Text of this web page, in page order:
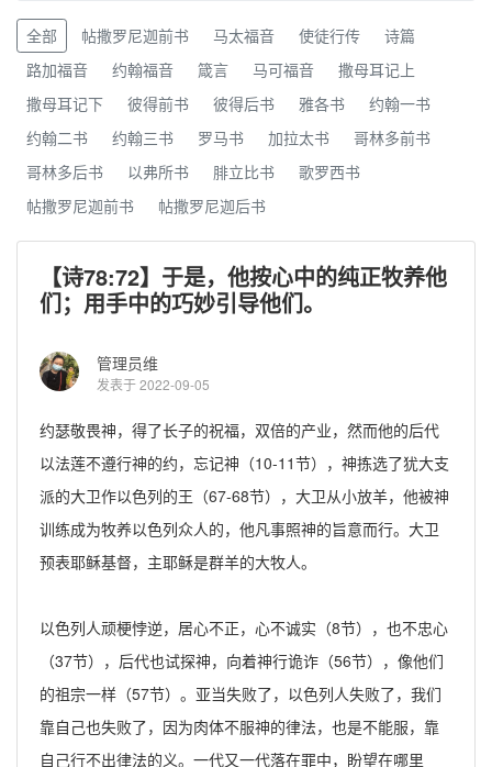
全部 帖撒罗尼迦前书 马太福音 使徒行传
诗篇
路加福音
约翰福音 箴言 马可福音
撒母耳记上
撒母耳记下
彼得前书 彼得后书 雅各书
约翰一书
约翰二书
约翰三书 罗马书 加拉太书
哥林多前书
哥林多后书
以弗所书 腓立比书
歌罗西书
帖撒罗尼迦前书
帖撒罗尼迦后书
【诗78:72】于是，他按心中的纯正牧养他
们；用手中的巧妙引导他们。
管理员维
发表于 2022-09-05
约瑟敬畏神，得了长子的祝福，双倍的产业，然而他的后代
以法莲不遵行神的约，忘记神（10-11节），神拣选了犹大支
派的大卫作以色列的王（67-68节），大卫从小放羊，他被神
训练成为牧养以色列众人的，他凡事照神的旨意而行。大卫
预表耶稣基督，主耶稣是群羊的大牧人。
以色列人顽梗悖逆，居心不正，心不诚实（8节），也不忠心
（37节），后代也试探神，向着神行诡诈（56节），像他们
的祖宗一样（57节）。亚当失败了，以色列人失败了，我们
靠自己也失败了，因为肉体不服神的律法，也是不能服，靠
自己行不出律法的义。一代又一代落在罪中，盼望在哪里